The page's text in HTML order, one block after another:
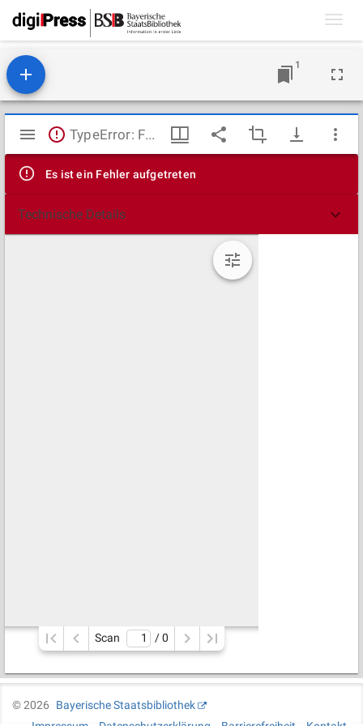
1
Mirador
Viewer
TypeError: Failed to fetch
Es ist ein Fehler aufgetreten
Technische Details
Scan / 0
©2026
Bayerische Staatsbibliothek